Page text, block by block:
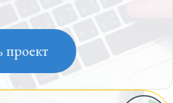
проект